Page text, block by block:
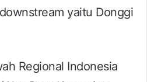
yaitu Donggi
Regional Indonesia